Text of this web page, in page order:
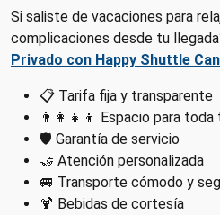
Si saliste de vacaciones para
complicaciones desde tu
Privado con Happy Shuttle
📋 Tarifa fija y transparente
👨‍👩‍👧‍👦 Espacio para toda
🛡️ Garantía de servicio
🤝 Atención personalizada
🚐 Transporte cómodo y
🍹 Bebidas de cortesía